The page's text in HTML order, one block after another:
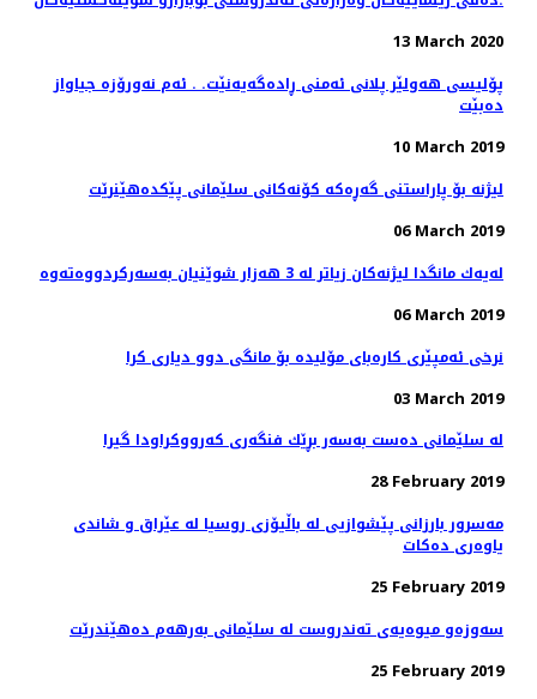
13 March 2020
پۆلیسی هەولێر پلانی ئەمنی ڕادەگەیەنێت. . ئەم نەورۆزە جیاواز
دەبێت
10 March 2019
لیژنە بۆ پاراستنی گەڕەكە كۆنەكانی سلێمانی پێكدەهێنرێت
06 March 2019
06 March 2019
نرخی ئه‌مپێری كاره‌بای مۆلیده‌ بۆ مانگی دوو دیاری كرا
03 March 2019
له‌ سلێمانی ده‌ست به‌سه‌ر بڕێك فنگه‌ری كه‌رووكراودا گیرا
28 February 2019
مه‌سرور بارزانی پێشوازیی لە باڵیۆزی روسیا لە عێراق و شاندی
یاوه‌ری ده‌كات
25 February 2019
سه‌وزه‌و میوه‌یه‌ی ته‌ندروست له‌ سلێمانی به‌رهه‌م ده‌هێندرێت
25 February 2019